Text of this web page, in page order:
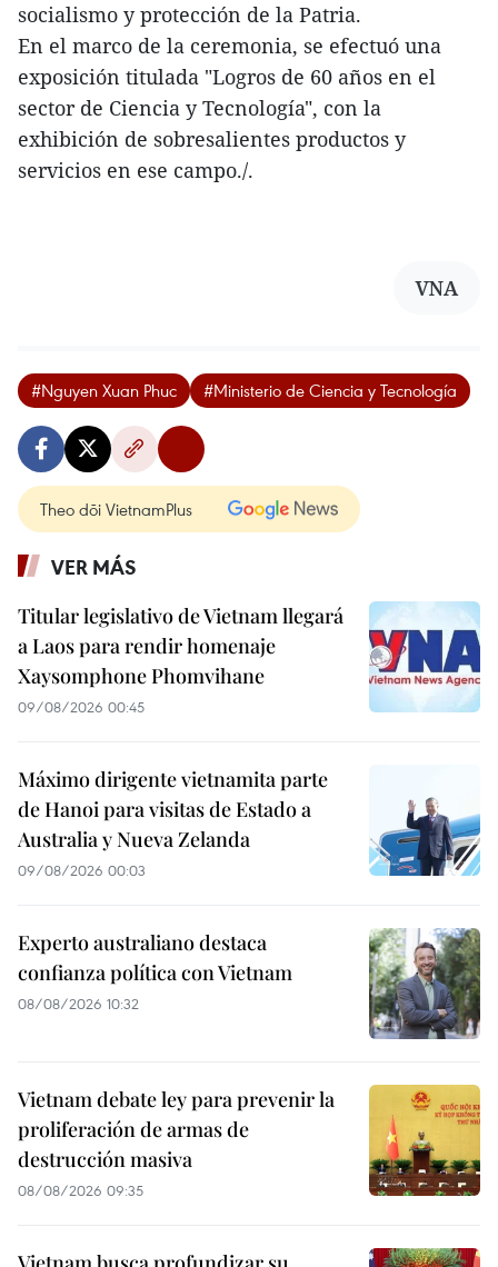
socialismo y protección de la Patria.
En el marco de la ceremonia, se efectuó una
exposición titulada "Logros de 60 años en el
sector de Ciencia y Tecnología", con la
exhibición de sobresalientes productos y
servicios en ese campo./.
VNA
#Nguyen Xuan Phuc #Ministerio de Ciencia y Tecnología
Theo dõi VietnamPlus
VER MÁS
Titular legislativo de Vietnam llegará
a Laos para rendir homenaje
Xaysomphone Phomvihane
09/08/2026 00:45
Máximo dirigente vietnamita parte
de Hanoi para visitas de Estado a
Australia y Nueva Zelanda
09/08/2026 00:03
Experto australiano destaca
confianza política con Vietnam
08/08/2026 10:32
Vietnam debate ley para prevenir la
proliferación de armas de
destrucción masiva
08/08/2026 09:35